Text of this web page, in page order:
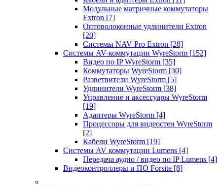
Модульные матричные коммутаторы
Extron [7]
Оптоволоконные удлинители Extron
[20]
Системы NAV Pro Extron [28]
Системы AV-коммутации WyreStorm [152]
Видео по IP WyreStorm [35]
Коммутаторы WyreStorm [30]
Разветвители WyreStorm [5]
Удлинители WyreStorm [38]
Управление и аксессуары WyreStorm
[19]
Адаптеры WyreStorm [4]
Процессоры для видеостен WyreStorm
[2]
Кабели WyreStorm [19]
Системы AV коммутации Lumens [4]
Передача аудио / видео по IP Lumens [4]
Видеоконтроллеры и ПО Forsite [8]